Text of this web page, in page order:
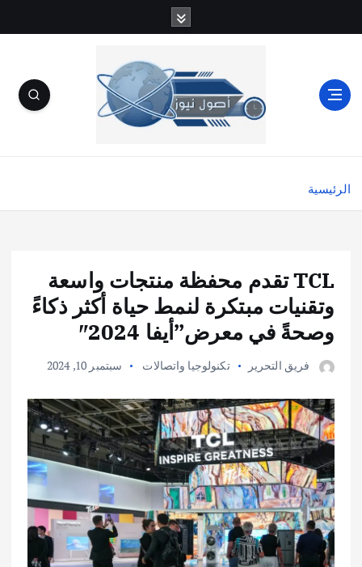
ل
الرئيسية
TCL تقدم محفظة منتجات واسعة
وتقنيات مبتكرة لنمط حياة أكثر ذكاءً
وصحةً في معرض”أيفا 2024″
فريق التحرير تكنولوجيا واتصالات سبتمبر 10, 2024